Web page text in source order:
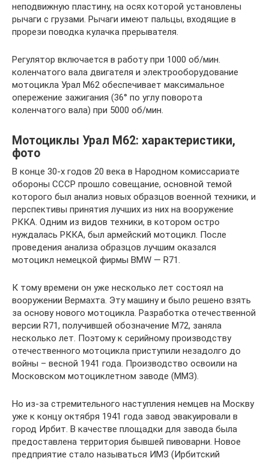
неподвижную пластину, на осях которой установлены
рычаги с грузами. Рычаги имеют пальцы, входящие в
прорези поводка кулачка прерывателя.
Регулятор включается в работу при 1000 об/мин.
коленчатого вала двигателя и электрооборудование
мотоцикла Урал М62 обеспечивает максимальное
опережение зажигания (36° по углу поворота
коленчатого вала) при 5000 об/мин.
Мотоциклы Урал М62: характеристики,
фото
В конце 30-х годов 20 века в Народном комиссариате
обороны СССР прошло совещание, основной темой
которого был анализ новых образцов военной техники, и
перспективы принятия лучших из них на вооружение
РККА. Одним из видов техники, в котором остро
нуждалась РККА, был армейский мотоцикл. После
проведения анализа образцов лучшим оказался
мотоцикл немецкой фирмы BMW — R71.
К тому времени он уже несколько лет состоял на
вооружении Вермахта. Эту машину и было решено взять
за основу нового мотоцикла. Разработка отечественной
версии R71, получившей обозначение М72, заняла
несколько лет. Поэтому к серийному производству
отечественного мотоцикла приступили незадолго до
войны – весной 1941 года. Производство освоили на
Московском мотоциклетном заводе (ММЗ).
Но из-за стремительного наступления немцев на Москву
уже к концу октября 1941 года завод эвакуировали в
город Ирбит. В качестве площадки для завода была
предоставлена территория бывшей пивоварни. Новое
предприятие стало называться ИМЗ (Ирбитский